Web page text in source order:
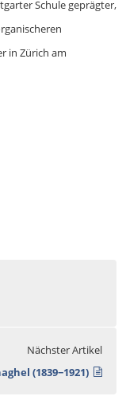
Schule geprägter,
in Zürich am
Nächster Artikel
(1839−1921)